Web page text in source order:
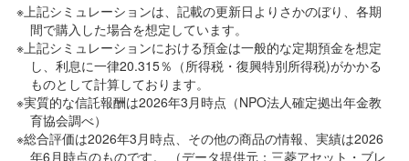
※上記シミュレーションは、記載の更新日よりさかのぼり、各期
間で購入した場合を想定しています。
※上記シミュレーションにおける預金は一般的な定期預金を想定
し、利息に一律20.315％（所得税・復興特別所得税)がかかる
ものとして計算しております。
※実質的な信託報酬は2026年3月時点（NPO法人確定拠出年金教
育協会調べ）
※総合評価は2026年3月時点、その他の商品の情報、実績は2026
年6月時点のものです。 （データ提供元：三菱アセット・ブレ